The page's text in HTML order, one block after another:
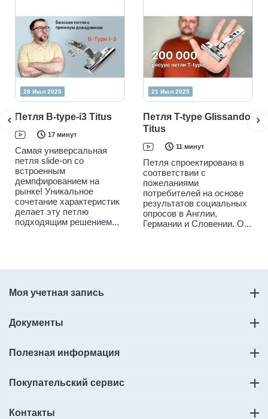
28 Июл 2025
Петля B-type-i3 Titus
17 минут
Самая универсальная
петля slide-on со
встроенным
демпфированием на
рынке! Уникальное
сочетание характеристик
делает эту петлю
подходящим решением...
21 Июл 2025
Петля T-type Glissando
Titus
11 минут
Петля спроектирована в
соответствии с
пожеланиями
потребителей на основе
результатов социальных
опросов в Англии,
Германии и Словении. О...
Моя учетная запись
Документы
Полезная информация
Покупательский сервис
Контакты